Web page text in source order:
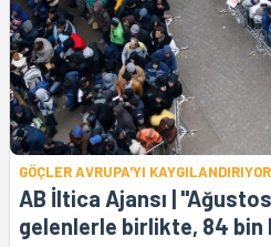
GÖÇLER AVRUPA'YI KAYGILANDIRIYOR
AB İltica Ajansı |
gelenlerle birlikte, 84 bin